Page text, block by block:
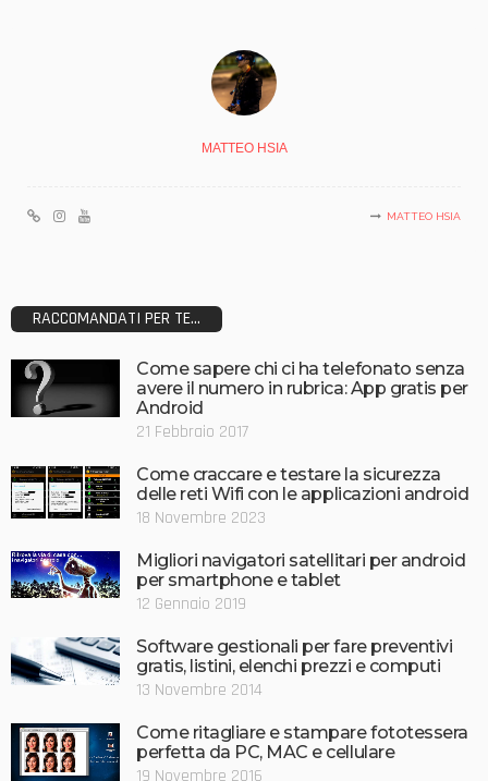
MATTEO HSIA
MATTEO HSIA
RACCOMANDATI PER TE...
Come sapere chi ci ha telefonato senza
avere il numero in rubrica: App gratis per
Android
21 Febbraio 2017
Come craccare e testare la sicurezza
delle reti Wifi con le applicazioni android
18 Novembre 2023
Migliori navigatori satellitari per android
per smartphone e tablet
12 Gennaio 2019
Software gestionali per fare preventivi
gratis, listini, elenchi prezzi e computi
13 Novembre 2014
Come ritagliare e stampare fototessera
perfetta da PC, MAC e cellulare